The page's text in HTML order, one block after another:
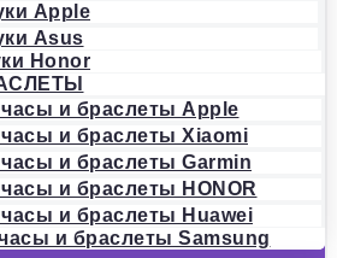
Apple
Asus
Honor
и браслеты Apple
и браслеты Xiaomi
и браслеты Garmin
и браслеты HONOR
и браслеты Huawei
и браслеты Samsung